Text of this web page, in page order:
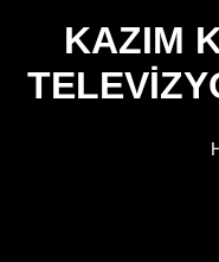
KAZIM